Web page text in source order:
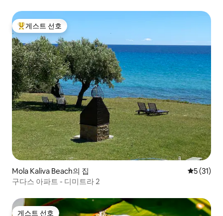
상위 게스트 선호
게스트 선호
Mola Kaliva Beach의 집 평점 5점
5 (31)
구다스 아파트 - 디미트라 2
게스트 선호